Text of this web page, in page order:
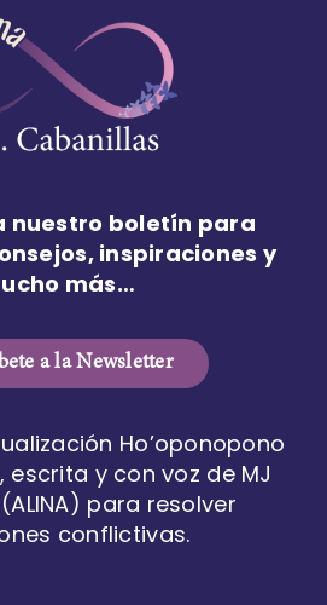
nuestro boletín para
inspiraciones y
más…
a la Newsletter
Ho’oponopono
escrita y con voz de MJ
para resolver
conflictivas.